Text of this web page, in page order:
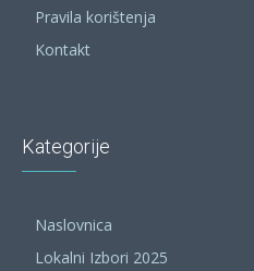
Pravila korištenja
Kontakt
Kategorije
Naslovnica
Lokalni Izbori 2025